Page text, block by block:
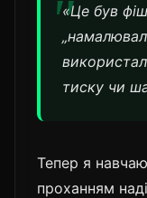
«Це був
тиску чи
Тепер я
проханням